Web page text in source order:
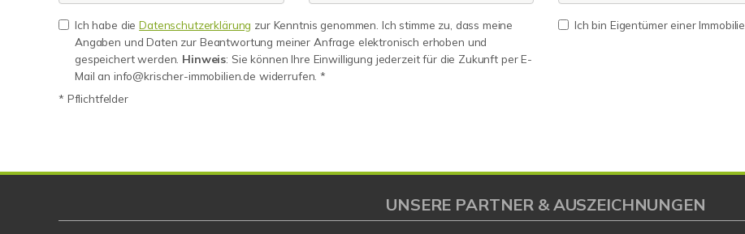
Ich habe dieDatenschutzerklärung zur Kenntnis genommen. Ich stimme zu, dass meine
Angaben und Daten zur Beantwortung meiner Anfrage elektronisch erhoben und
gespeichert werden. Hinweis: Sie können Ihre Einwilligung jederzeit für die Zukunft per E-
Mail an info@krischer-immobilien.de widerrufen. *
Ich bin Eigentümer einer Immobilie.
* Pflichtfelder
UNSERE PARTNER & AUSZEICHNUNGEN